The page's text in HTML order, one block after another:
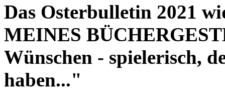
Das Osterbulletin 2021
MEINES
Wünschen - spielerisch,
haben..."